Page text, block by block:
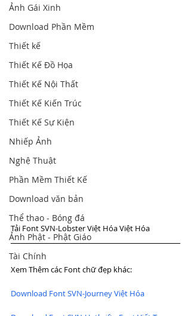
Ảnh Gái Xinh
Download Phần Mềm
Thiết kế
Thiết Kế Đồ Họa
Thiết Kế Nội Thất
Thiết Kế Kiến Trúc
Thiết Kế Sự Kiện
Nhiếp Ảnh
Nghệ Thuật
Phần Mềm Thiết Kế
Download văn bản
Thể thao - Bóng đá
Ảnh Phật - Phật Giáo
Tài Chính
Tải Font SVN-Lobster Việt Hóa Việt Hóa
Xem Thêm các Font chữ đẹp khác:
Download Font SVN-Journey Việt Hóa